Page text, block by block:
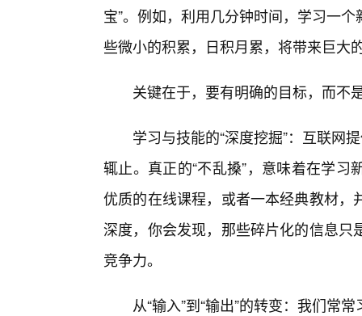
宝”。例如，利用几分钟时间，学习一
些微小的积累，日积月累，将带来巨大
关键在于，要有明确的目标，而不
学习与技能的“深度挖掘”：互联网
辄止。真正的“不乱搡”，意味着在学
优质的在线课程，或者一本经典教材
深度，你会发现，那些碎片化的信息
竞争力。
从“输入”到“输出”的转变：我们常